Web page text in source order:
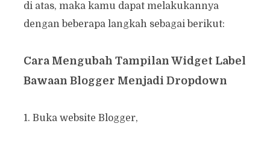
di atas, maka kamu dapat melakukannya
dengan beberapa langkah sebagai berikut:
Cara Mengubah Tampilan Widget Label
Bawaan Blogger Menjadi Dropdown
1. Buka website Blogger,